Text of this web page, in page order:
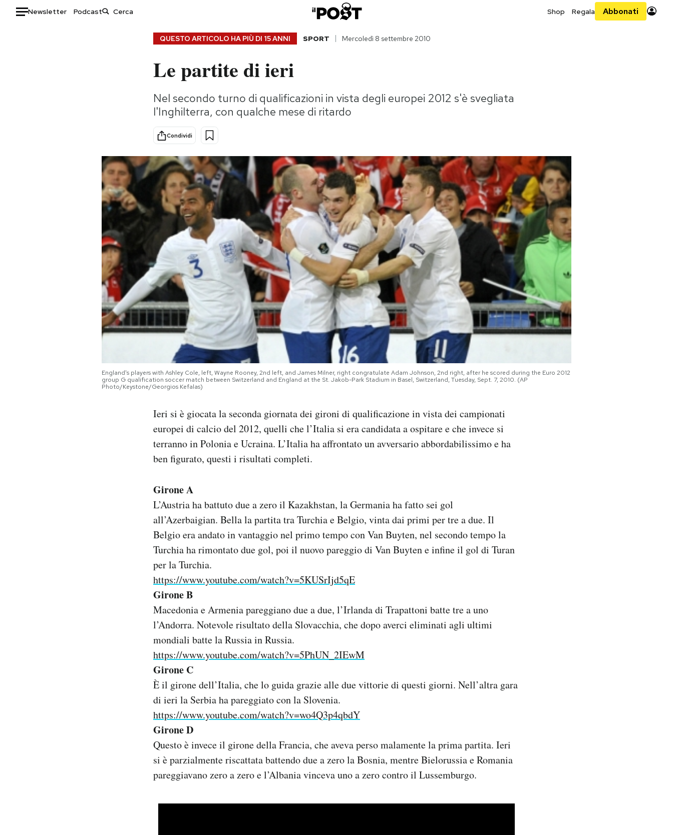
Newsletter Podcast Shop Regala Abbonati
Consumismi
Storie/Idee
Ok Boomer!
Media
Europa
Altrecose
Mondiali calcio 2026
QUESTO ARTICOLO HA PIÙ DI 15 ANNI SPORT Mercoledì 8 settembre 2010
Le partite di ieri
Nel secondo turno di qualificazioni in vista degli europei 2012 s'è svegliata
l'Inghilterra, con qualche mese di ritardo
Condividi
England's players with Ashley Cole, left, Wayne Rooney, 2nd left, and James Milner, right congratulate Adam Johnson, 2nd right, after he scored during the Euro 2012
group G qualification soccer match between Switzerland and England at the St. Jakob-Park Stadium in Basel, Switzerland, Tuesday, Sept. 7, 2010. (AP
Photo/Keystone/Georgios Kefalas)
Ieri si è giocata la seconda giornata dei gironi di qualificazione in vista dei campionati
europei di calcio del 2012, quelli che l’Italia si era candidata a ospitare e che invece si
terranno in Polonia e Ucraina. L’Italia ha affrontato un avversario abbordabilissimo e ha
ben figurato, questi i risultati completi.
Girone A
L’Austria ha battuto due a zero il Kazakhstan, la Germania ha fatto sei gol
all’Azerbaigian. Bella la partita tra Turchia e Belgio, vinta dai primi per tre a due. Il
Belgio era andato in vantaggio nel primo tempo con Van Buyten, nel secondo tempo la
Turchia ha rimontato due gol, poi il nuovo pareggio di Van Buyten e infine il gol di Turan
per la Turchia.
https://www.youtube.com/watch?v=5KUSrIjd5qE
Girone B
Macedonia e Armenia pareggiano due a due, l’Irlanda di Trapattoni batte tre a uno
l’Andorra. Notevole risultato della Slovacchia, che dopo averci eliminati agli ultimi
mondiali batte la Russia in Russia.
https://www.youtube.com/watch?v=5PhUN_2IEwM
Girone C
È il girone dell’Italia, che lo guida grazie alle due vittorie di questi giorni. Nell’altra gara
di ieri la Serbia ha pareggiato con la Slovenia.
https://www.youtube.com/watch?v=wo4Q3p4qbdY
Girone D
Questo è invece il girone della Francia, che aveva perso malamente la prima partita. Ieri
si è parzialmente riscattata battendo due a zero la Bosnia, mentre Bielorussia e Romania
pareggiavano zero a zero e l’Albania vinceva uno a zero contro il Lussemburgo.